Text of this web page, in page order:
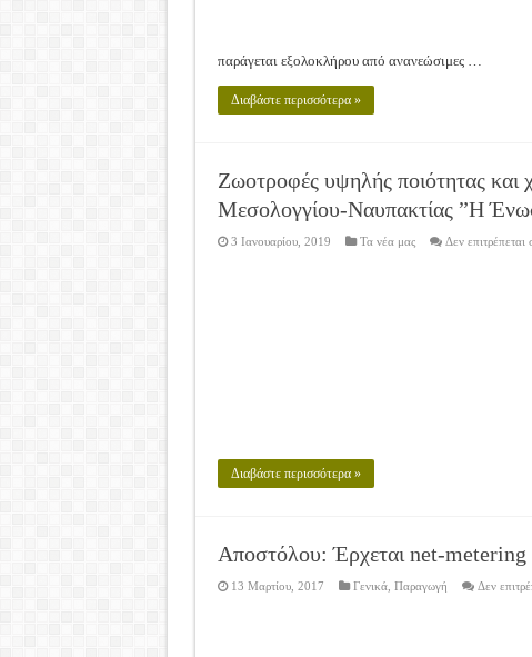
παράγεται εξολοκλήρου από ανανεώσιμες …
Διαβάστε περισσότερα »
Ζωοτροφές υψηλής ποιότητας και
Μεσολογγίου-Ναυπακτίας ”Η
3 Ιανουαρίου, 2019 Τα νέα μας Δεν επιτρέπεται
Διαβάστε περισσότερα »
Αποστόλου: Έρχεται net-metering
13 Μαρτίου, 2017 Γενικά, Παραγωγή Δεν